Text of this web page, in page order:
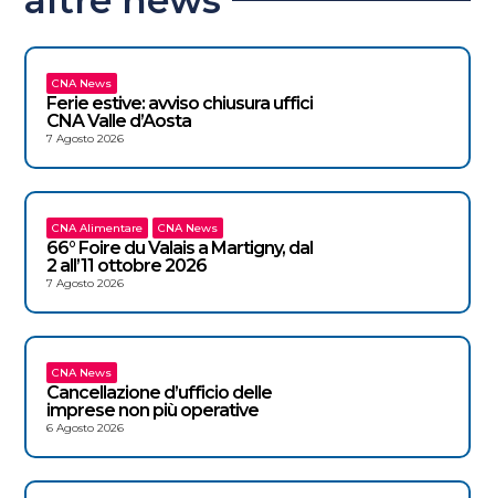
CNA News
Ferie estive: avviso chiusura uffici
CNA Valle d’Aosta
7 Agosto 2026
CNA Alimentare CNA News
66° Foire du Valais a Martigny, dal
2 all’11 ottobre 2026
7 Agosto 2026
CNA News
Cancellazione d’ufficio delle
imprese non più operative
6 Agosto 2026